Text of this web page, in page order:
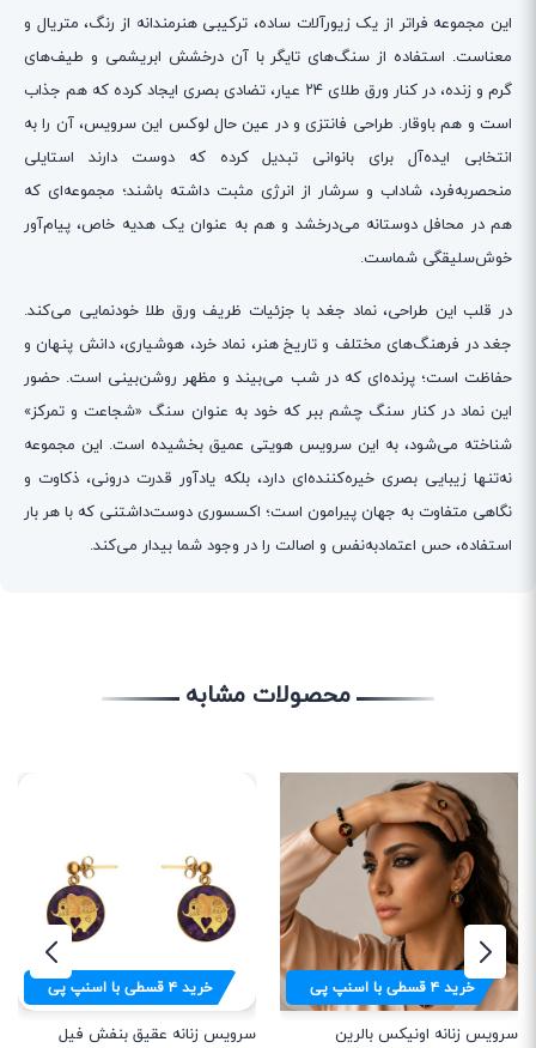
این مجموعه فراتر از یک زیورآلات ساده، ترکیبی هنرمندانه از رنگ، متریال و
معناست. استفاده از سنگ‌های تایگر با آن درخشش ابریشمی و طیف‌های
گرم و زنده، در کنار ورق طلای ۲۴ عیار، تضادی بصری ایجاد کرده که هم جذاب
است و هم باوقار. طراحی فانتزی و در عین حال لوکس این سرویس، آن را به
انتخابی ایده‌آل برای بانوانی تبدیل کرده که دوست دارند استایلی
منحصربه‌فرد، شاداب و سرشار از انرژی مثبت داشته باشند؛ مجموعه‌ای که
هم در محافل دوستانه می‌درخشد و هم به عنوان یک هدیه خاص، پیام‌آور
خوش‌سلیقگی شماست.
در قلب این طراحی، نماد جغد با جزئیات ظریف ورق طلا خودنمایی می‌کند.
جغد در فرهنگ‌های مختلف و تاریخ هنر، نماد خرد، هوشیاری، دانش پنهان و
حفاظت است؛ پرنده‌ای که در شب می‌بیند و مظهر روشن‌بینی است. حضور
این نماد در کنار سنگ چشم ببر که خود به عنوان سنگ «شجاعت و تمرکز»
شناخته می‌شود، به این سرویس هویتی عمیق بخشیده است. این مجموعه
نه‌تنها زیبایی بصری خیره‌کننده‌ای دارد، بلکه یادآور قدرت درونی، ذکاوت و
نگاهی متفاوت به جهان پیرامون است؛ اکسسوری دوست‌داشتنی که با هر بار
استفاده، حس اعتمادبه‌نفس و اصالت را در وجود شما بیدار می‌کند.
محصولات مشابه
خرید۴قسطی با اسنپ پی
سرویس زنانه اونیکس بالرین
خرید۴قسطی با اسنپ پی
سرویس زنانه عقیق بنفش فیل